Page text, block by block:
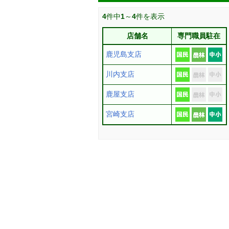
4件中1～4件を表示
店舗名 専門職員駐在
鹿児島支店
川内支店
鹿屋支店
宮崎支店